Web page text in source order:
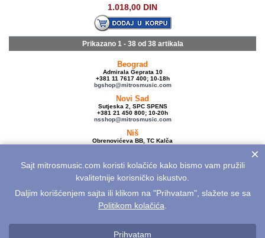
1.018,00 DIN
Prikazano 1 - 38 od 38 artikala
Beograd
Admirala Geprata 10
+381 11 7617 400; 10-18h
bgshop@mitrosmusic.com
Novi Sad
Sutjeska 2, SPC SPENS
+381 21 450 800; 10-20h
nsshop@mitrosmusic.com
Niš
Obrenovićeva BB, TC Kalča
Veleprodaja
Admirala Geprata 10,
Beograd
info@mitrosmusic.com
×
Sajt mitrosmusic.com koristi kolačiće kako bismo vam pružili
kvalitetnije korisničko iskustvo.
Daljim korišćenjem sajta ili klikom na "Prihvatam", slažete se sa
Politikom kolačića
Prihvatam